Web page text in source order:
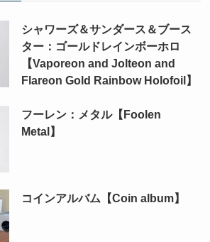
シャワーズ＆サンダース＆ブース
ター：ゴールドレインボーホロ
【Vaporeon and Jolteon and
Flareon Gold Rainbow Holofoil】
フーレン：メタル【Foolen
Metal】
コインアルバム【Coin album】